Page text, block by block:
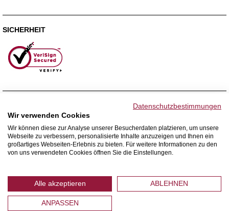
SICHERHEIT
WIR VERSENDEN MIT
Datenschutzbestimmungen
Wir verwenden Cookies
Wir können diese zur Analyse unserer Besucherdaten platzieren, um unsere
Webseite zu verbessern, personalisierte Inhalte anzuzeigen und Ihnen ein
großartiges Webseiten-Erlebnis zu bieten. Für weitere Informationen zu den
von uns verwendeten Cookies öffnen Sie die Einstellungen.
Alle akzeptieren ABLEHNEN
ANPASSEN